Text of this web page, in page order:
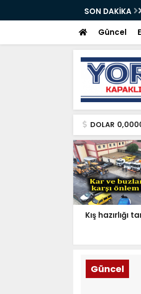
SON DAKİKA
Güncel
DOLAR
Kış hazırlığı
Güncel